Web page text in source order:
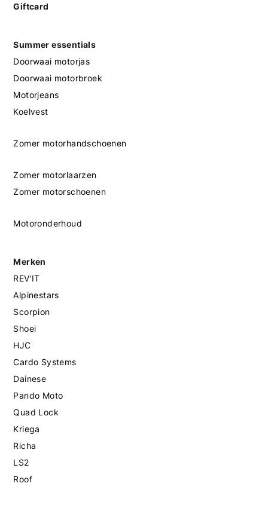
Giftcard
Summer essentials
Doorwaai motorjas
Doorwaai motorbroek
Motorjeans
Koelvest
Zomer motorhandschoenen
Zomer motorlaarzen
Zomer motorschoenen
Motoronderhoud
Merken
REV'IT
Alpinestars
Scorpion
Shoei
HJC
Cardo Systems
Dainese
Pando Moto
Quad Lock
Kriega
Richa
LS2
Roof